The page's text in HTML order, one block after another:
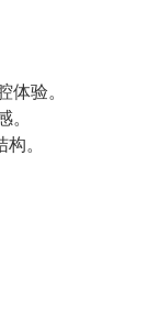
体验。
。
。